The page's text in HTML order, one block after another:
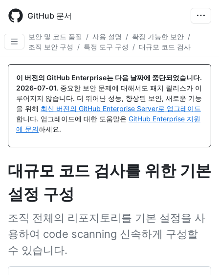
main
content
GitHub 문서
보안 및 코드 품질 / 사용 설명 / 확장 가능한 보안 /
조직 보안 구성
/ 특정 도구 구성 / 대규모 코드 검사
이 버전의 GitHub Enterprise는 다음 날짜에 중단되었습니다.
2026-07-01. 중요한 보안 문제에 대해서도 패치 릴리스가 이
루어지지 않습니다. 더 뛰어난 성능, 향상된 보안, 새로운 기능
을 위해 최신 버전의 GitHub Enterprise Server로 업그레이드
합니다. 업그레이드에 대한 도움말은 GitHub Enterprise 지원
에 문의하세요.
대규모 코드 검사를 위한 기본
설정 구성
조직 전체의 리포지토리를 기본 설정을 사
용하여 code scanning 신속하게 구성할
수 있습니다.